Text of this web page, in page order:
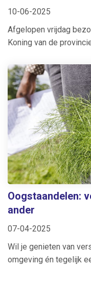
10-06-2025
Afgelopen vrijdag
Koning van de
Oogstaandelen:
ander
07-04-2025
Wil je genieten van
omgeving én tegelijk